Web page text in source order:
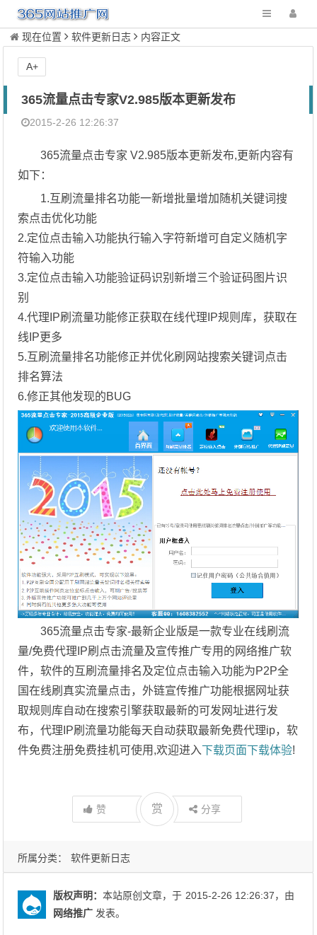
现在位置 软件更新日志 内容正文
365流量点击专家V2.985版本更新发布
2015-2-26 12:26:37
365流量点击专家 V2.985版本更新发布,更新内容有
如下：
1.互刷流量排名功能一新增批量增加随机关键词搜
索点击优化功能
2.定位点击输入功能执行输入字符新增可自定义随机字
符输入功能
3.定位点击输入功能验证码识别新增三个验证码图片识
别
4.代理IP刷流量功能修正获取在线代理IP规则库，获取在
线IP更多
5.互刷流量排名功能修正并优化刷网站搜索关键词点击
排名算法
6.修正其他发现的BUG
365流量点击专家-最新企业版是一款专业在线刷流
量/免费代理IP刷点击流量及宣传推广专用的网络推广软
件，软件的互刷流量排名及定位点击输入功能为P2P全
国在线刷真实流量点击，外链宣传推广功能根据网址获
取规则库自动在搜索引擎获取最新的可发网址进行发
布，代理IP刷流量功能每天自动获取最新免费代理ip，软
件免费注册免费挂机可使用,欢迎进入下载页面下载体验!
赞 赏 分享
A+
所属分类： 软件更新日志
版权声明：本站原创文章，于 2015-2-26 12:26:37，由
网络推广 发表。